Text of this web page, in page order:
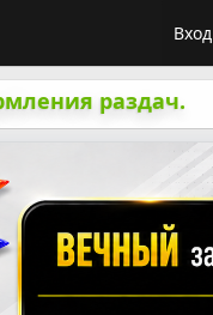
Вход
раздач.